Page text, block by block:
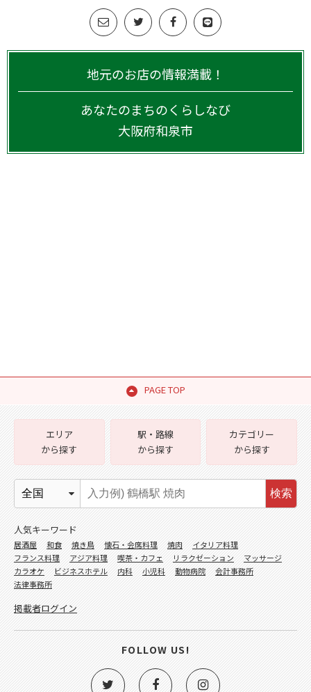
地元のお店の情報満載！
あなたのまちのくらしなび
大阪府和泉市
PAGE TOP
エリア
から探す
駅・路線
から探す
カテゴリー
から探す
検索
人気キーワード
居酒屋 和食 焼き鳥 懐石・会席料理 焼肉
イタリア料理
フランス料理
アジア料理 喫茶・カフェ リラクゼーション
マッサージ
カラオケ
ビジネスホテル 内科 小児科 動物病院
会計事務所
法律事務所
掲載者ログイン
FOLLOW US!